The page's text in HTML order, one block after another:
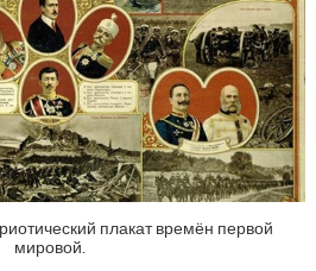
плакат времён первой
мировой.